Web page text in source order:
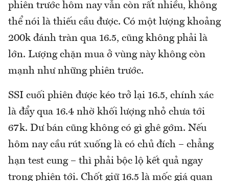
phiên trước hôm nay vẫn còn rất nhiều, không
thể nói là thiếu cầu được. Có một lượng khoảng
200k đánh tràn qua 16.5, cũng không phải là
lớn. Lượng chặn mua ở vùng này không còn
mạnh như những phiên trước.
SSI cuối phiên được kéo trở lại 16.5, chính xác
là đẩy qua 16.4 nhờ khối lượng nhỏ chưa tới
67k. Dư bán cũng không có gì ghê gớm. Nếu
hôm nay cầu rút xuống là có chủ đích – chẳng
hạn test cung – thì phải bộc lộ kết quả ngay
trong phiên tới. Chốt giữ 16.5 là mốc giá quan